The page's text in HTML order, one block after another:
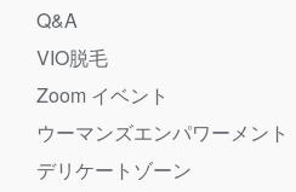
Q&A
VIO脱毛
Zoom イベント
ウーマンズエンパワーメント
デリケートゾーン